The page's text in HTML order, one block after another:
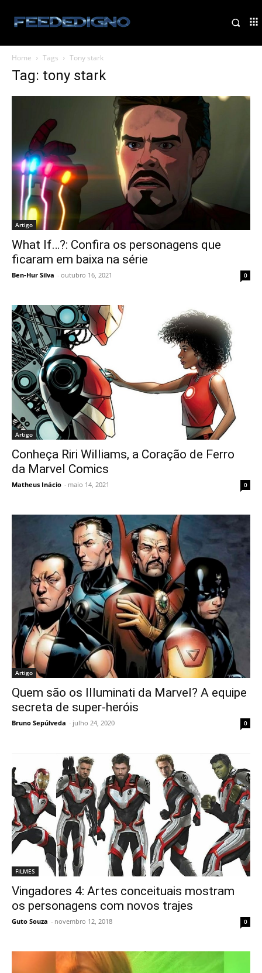
Home Tags Tony stark
Tag: tony stark
Artigo
What If…?: Confira os personagens que
ficaram em baixa na série
Ben-Hur Silva - outubro 16, 2021 0
Artigo
Conheça Riri Williams, a Coração de Ferro
da Marvel Comics
Matheus Inácio - maio 14, 2021 0
Artigo
Quem são os Illuminati da Marvel? A equipe
secreta de super-heróis
Bruno Sepúlveda - julho 24, 2020 0
FILMES
Vingadores 4: Artes conceituais mostram
os personagens com novos trajes
Guto Souza - novembro 12, 2018 0